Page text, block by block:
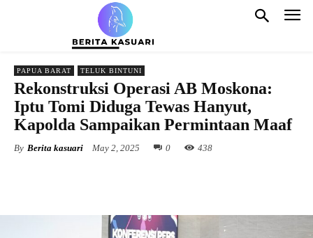
PAPUA BARAT TELUK BINTUNI
Rekonstruksi Operasi AB Moskona:
Iptu Tomi Diduga Tewas Hanyut,
Kapolda Sampaikan Permintaan Maaf
By Berita kasuari May 2, 2025 0 438